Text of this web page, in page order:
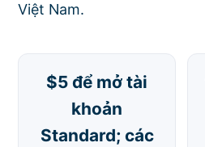
Việt Nam.
$5 để mở tài
khoản
Standard; các